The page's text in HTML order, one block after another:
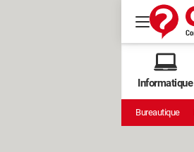
Informatique
Bureautique